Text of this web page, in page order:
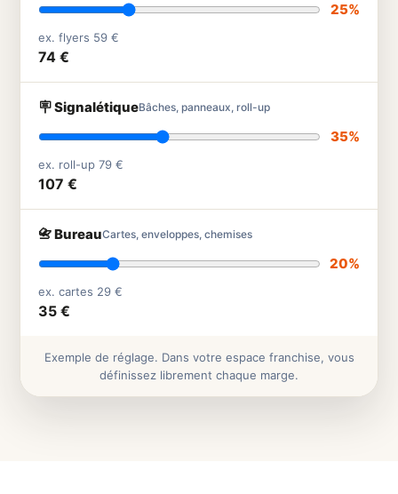
25%
ex. flyers 59 €
74 €
🪧 SignalétiqueBâches, panneaux, roll-up
35%
ex. roll-up 79 €
107 €
📇 BureauCartes, enveloppes, chemises
20%
ex. cartes 29 €
35 €
Exemple de réglage. Dans votre espace franchise, vous
définissez librement chaque marge.